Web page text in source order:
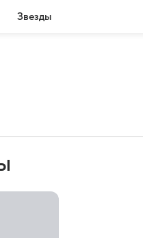
Звезды